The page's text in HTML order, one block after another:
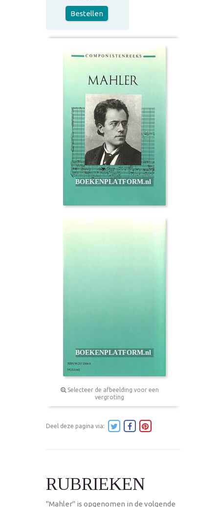
Bestellen
Selecteer de afbeelding voor een
vergroting
Deel deze pagina via:
RUBRIEKEN
"Mahler" is opgenomen in de volgende